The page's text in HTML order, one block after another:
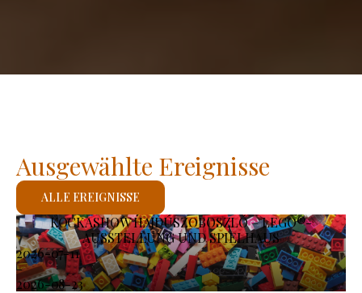
KOCKASHOW HAJDÚSZOBOSZLÓ – LEGO®-
AUSSTELLUNG UND SPIELHAUS
2026-07-11
-
2026-08-23
Ausgewählte Ereignisse
ALLE EREIGNISSE